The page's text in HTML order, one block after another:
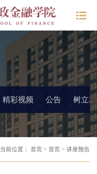
精彩视频 公告 树立
当前位置： 首页 > 首页 > 讲座预告